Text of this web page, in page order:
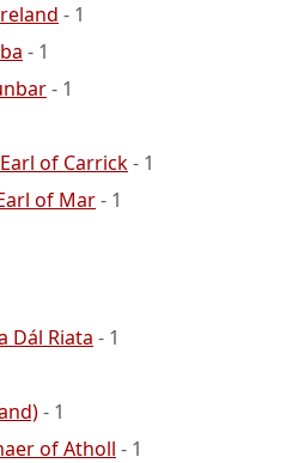
- 1
- 1
- 1
of Carrick- 1
of Mar- 1
Dál Riata - 1
- 1
of Atholl - 1